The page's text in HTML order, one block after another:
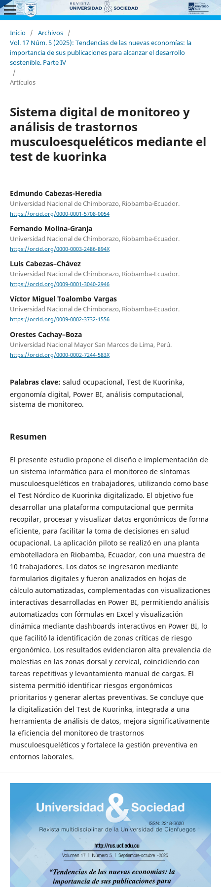
Inicio / Archivos /
Vol. 17 Núm. 5 (2025): Tendencias de las nuevas economías: la
importancia de sus publicaciones para alcanzar el desarrollo
sostenible. Parte IV
/
Artículos
Sistema digital de monitoreo y
análisis de trastornos
musculoesqueléticos mediante el
test de kuorinka
Edmundo Cabezas-Heredia
Universidad Nacional de Chimborazo, Riobamba-Ecuador.
https://orcid.org/0000-0001-5708-0054
Fernando Molina-Granja
Universidad Nacional de Chimborazo, Riobamba-Ecuador.
https://orcid.org/0000-0003-2486-894X
Luis Cabezas–Chávez
Universidad Nacional de Chimborazo, Riobamba-Ecuador.
https://orcid.org/0009-0001-3040-2946
Víctor Miguel Toalombo Vargas
Universidad Nacional de Chimborazo, Riobamba-Ecuador.
https://orcid.org/0009-0002-3732-1556
Orestes Cachay–Boza
Universidad Nacional Mayor San Marcos de Lima, Perú.
https://orcid.org/0000-0002-7244-583X
Palabras clave: salud ocupacional, Test de Kuorinka,
ergonomía digital, Power BI, análisis computacional,
sistema de monitoreo.
Resumen
El presente estudio propone el diseño e implementación de
un sistema informático para el monitoreo de síntomas
musculoesqueléticos en trabajadores, utilizando como base
el Test Nórdico de Kuorinka digitalizado. El objetivo fue
desarrollar una plataforma computacional que permita
recopilar, procesar y visualizar datos ergonómicos de forma
eficiente, para facilitar la toma de decisiones en salud
ocupacional. La aplicación piloto se realizó en una planta
embotelladora en Riobamba, Ecuador, con una muestra de
10 trabajadores. Los datos se ingresaron mediante
formularios digitales y fueron analizados en hojas de
cálculo automatizadas, complementadas con visualizaciones
interactivas desarrolladas en Power BI, permitiendo análisis
automatizados con fórmulas en Excel y visualización
dinámica mediante dashboards interactivos en Power BI, lo
que facilitó la identificación de zonas críticas de riesgo
ergonómico. Los resultados evidenciaron alta prevalencia de
molestias en las zonas dorsal y cervical, coincidiendo con
tareas repetitivas y levantamiento manual de cargas. El
sistema permitió identificar riesgos ergonómicos
prioritarios y generar alertas preventivas. Se concluye que
la digitalización del Test de Kuorinka, integrada a una
herramienta de análisis de datos, mejora significativamente
la eficiencia del monitoreo de trastornos
musculoesqueléticos y fortalece la gestión preventiva en
entornos laborales.